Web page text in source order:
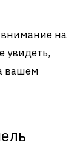
внимание на
увидеть,
вашем